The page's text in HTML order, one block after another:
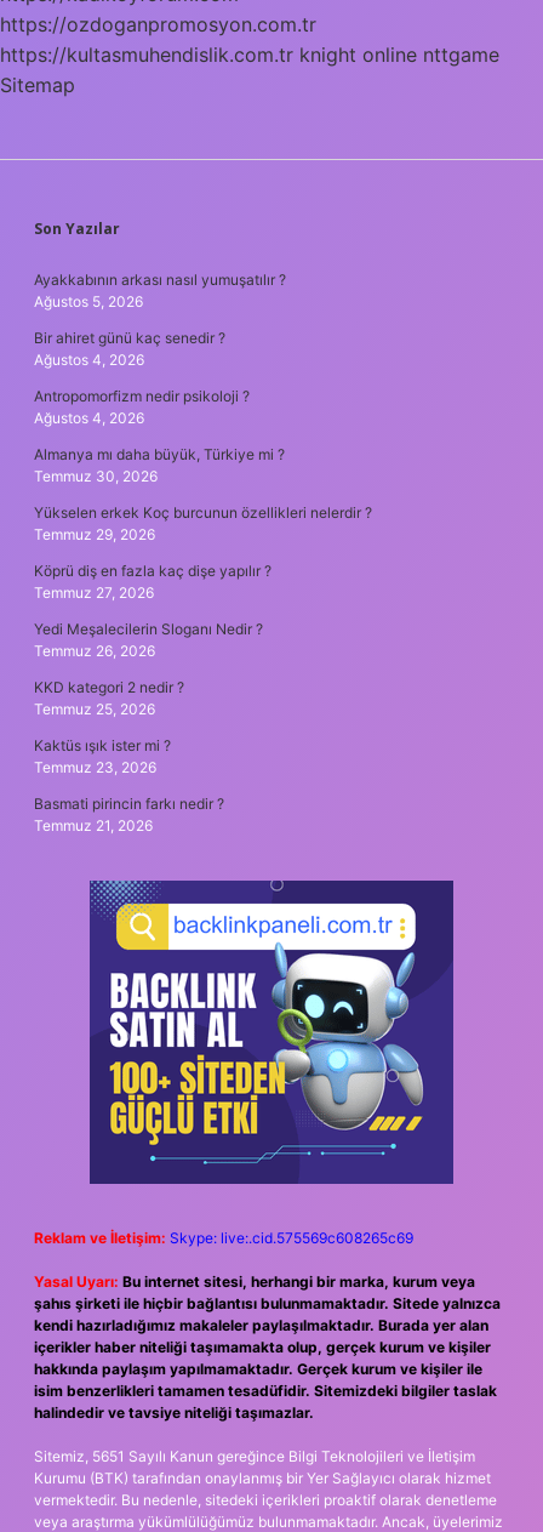
https://ozdoganpromosyon.com.tr
https://kultasmuhendislik.com.tr knight online nttgame
Sitemap
SIDEBAR
Son Yazılar
Ayakkabının arkası nasıl yumuşatılır ?
Ağustos 5, 2026
Bir ahiret günü kaç senedir ?
Ağustos 4, 2026
Antropomorfizm nedir psikoloji ?
Ağustos 4, 2026
Almanya mı daha büyük, Türkiye mi ?
Temmuz 30, 2026
Yükselen erkek Koç burcunun özellikleri nelerdir ?
Temmuz 29, 2026
Köprü diş en fazla kaç dişe yapılır ?
Temmuz 27, 2026
Yedi Meşalecilerin Sloganı Nedir ?
Temmuz 26, 2026
KKD kategori 2 nedir ?
Temmuz 25, 2026
Kaktüs ışık ister mi ?
Temmuz 23, 2026
Basmati pirincin farkı nedir ?
Temmuz 21, 2026
Reklam ve İletişim: Skype: live:.cid.575569c608265c69
Yasal Uyarı: Bu internet sitesi, herhangi bir marka, kurum veya
şahıs şirketi ile hiçbir bağlantısı bulunmamaktadır. Sitede yalnızca
kendi hazırladığımız makaleler paylaşılmaktadır. Burada yer alan
içerikler haber niteliği taşımamakta olup, gerçek kurum ve kişiler
hakkında paylaşım yapılmamaktadır. Gerçek kurum ve kişiler ile
isim benzerlikleri tamamen tesadüfidir. Sitemizdeki bilgiler taslak
halindedir ve tavsiye niteliği taşımazlar.
Sitemiz, 5651 Sayılı Kanun gereğince Bilgi Teknolojileri ve İletişim
Kurumu (BTK) tarafından onaylanmış bir Yer Sağlayıcı olarak hizmet
vermektedir. Bu nedenle, sitedeki içerikleri proaktif olarak denetleme
veya araştırma yükümlülüğümüz bulunmamaktadır. Ancak, üyelerimiz